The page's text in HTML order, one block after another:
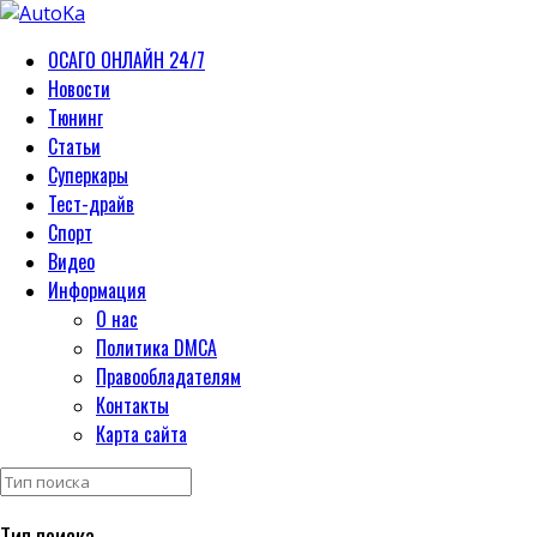
ОСАГО ОНЛАЙН 24/7
Новости
Тюнинг
Статьи
Суперкары
Тест-драйв
Спорт
Видео
Информация
О нас
Политика DMCA
Правообладателям
Контакты
Карта сайта